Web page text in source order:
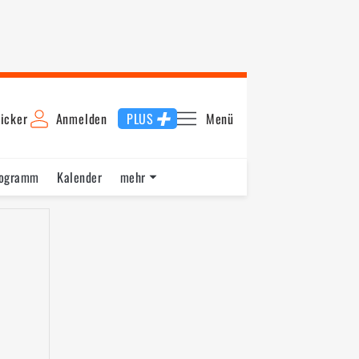
Anmelden PLUS Menü
Kalender
mehr